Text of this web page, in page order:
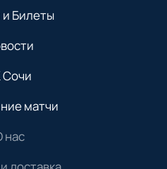
Билеты
Сочи
матчи
нас